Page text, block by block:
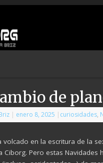
de
| enero 8, 2025 | curiosidades,
volcado en la escritura de la
Ciborg. Pero estas Navidades